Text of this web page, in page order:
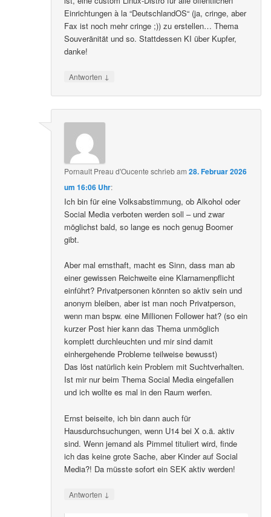
Einrichtungen à la “DeutschlandOS“ (ja, cringe, aber
Fax ist noch mehr cringe ;)) zu erstellen… Thema
Souveränität und so. Stattdessen KI über Kupfer,
danke!
Antworten ↓
Pornault Preau d'Oucente schriebam28. Februar 2026
um 16:06 Uhr:
Ich bin für eine Volksabstimmung, ob Alkohol oder
Social Media verboten werden soll – und zwar
möglichst bald, so lange es noch genug Boomer
gibt.
Aber mal ernsthaft, macht es Sinn, dass man ab
einer gewissen Reichweite eine Klarnamenpflicht
einführt? Privatpersonen könnten so aktiv sein und
anonym bleiben, aber ist man noch Privatperson,
wenn man bspw. eine Millionen Follower hat? (so ein
kurzer Post hier kann das Thema unmöglich
komplett durchleuchten und mir sind damit
einhergehende Probleme teilweise bewusst)
Das löst natürlich kein Problem mit Suchtverhalten.
Ist mir nur beim Thema Social Media eingefallen
und ich wollte es mal in den Raum werfen.
Ernst beiseite, ich bin dann auch für
Hausdurchsuchungen, wenn U14 bei X o.ä. aktiv
sind. Wenn jemand als Pimmel tituliert wird, finde
ich das keine grote Sache, aber Kinder auf Social
Media?! Da müsste sofort ein SEK aktiv werden!
Antworten ↓